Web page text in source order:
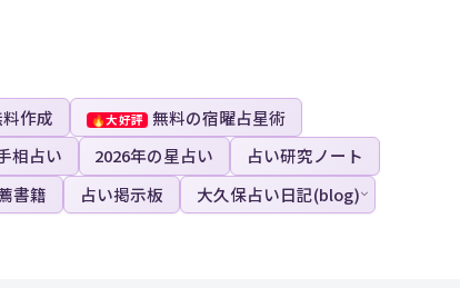
作成
無料の宿曜占星術
相占い 2026年の星占い
占い研究ノート
書籍 占い掲示板
大久保占い日記(blog)